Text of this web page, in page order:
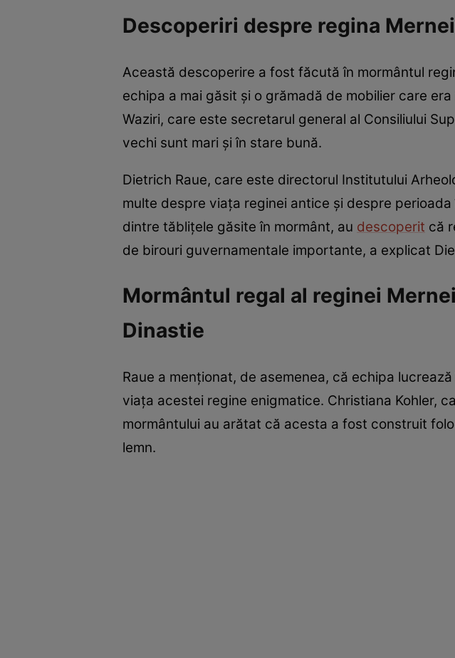
Descoperiri despre regina
Această descoperire a fost făcută în mormântul
echipa a mai găsit şi o grămadă de mobilier care
Waziri, care este secretarul general al Consiliului
vechi sunt mari şi în stare bună.
Dietrich Raue, care este directorul Institutului
multe despre viaţa reginei antice şi despre
dintre tăbliţele găsite în mormânt, au descoperit că
de birouri guvernamentale importante, a explicat
Mormântul regal al reginei
Dinastie
Raue a menţionat, de asemenea, că echipa
viaţa acestei regine enigmatice. Christiana Kohler,
mormântului au arătat că acesta a fost construit
lemn.